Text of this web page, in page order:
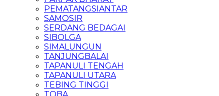
PEMATANGSIANTAR
SAMOSIR
SERDANG BEDAGAI
SIBOLGA
SIMALUNGUN
TANJUNGBALAI
TAPANULI TENGAH
TAPANULI UTARA
TEBING TINGGI